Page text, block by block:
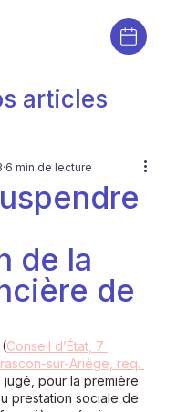
articles
de la
de
6 min de lecture
Conseil d’État, 7
sur-Ariège, req.
jugé, pour la première
prestation sociale de